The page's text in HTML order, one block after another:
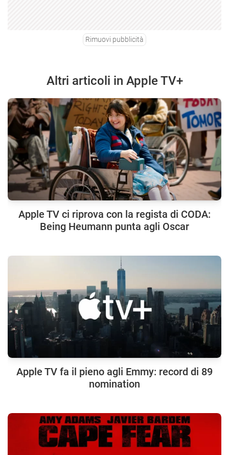
Rimuovi pubblicità
Altri articoli in Apple TV+
Apple TV ci riprova con la regista di CODA:
Being Heumann punta agli Oscar
Apple TV fa il pieno agli Emmy: record di 89
nomination